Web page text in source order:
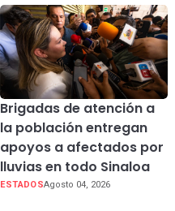
Brigadas de atención a
la población entregan
apoyos a afectados por
lluvias en todo Sinaloa
ESTADOSAgosto 04, 2026